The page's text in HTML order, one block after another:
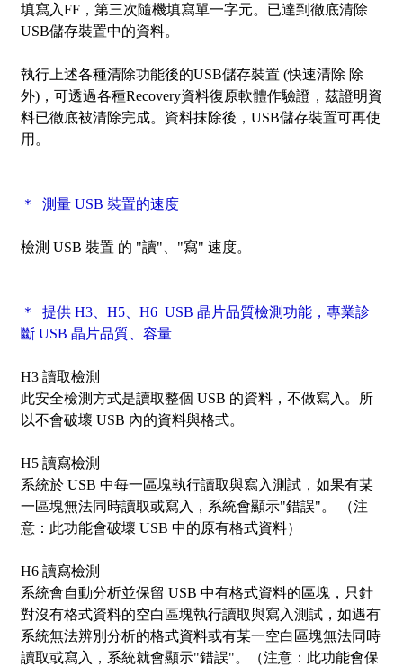
填寫入FF，第三次隨機填寫單一字元。已達到徹底清除
USB儲存裝置中的資料。
執行上述各種清除功能後的USB儲存裝置 (快速清除 除
外)，可透過各種Recovery資料復原軟體作驗證，茲證明資
料已徹底被清除完成。資料抹除後，USB儲存裝置可再使
用。
＊ 測量 USB 裝置的速度
檢測 USB 裝置 的 "讀"、"寫" 速度。
＊ 提供 H3、H5、H6 USB 晶片品質檢測功能，專業診
斷 USB 晶片品質、容量
H3 讀取檢測
此安全檢測方式是讀取整個 USB 的資料，不做寫入。所
以不會破壞 USB 內的資料與格式。
H5 讀寫檢測
系統於 USB 中每一區塊執行讀取與寫入測試，如果有某
一區塊無法同時讀取或寫入，系統會顯示"錯誤"。 （注
意：此功能會破壞 USB 中的原有格式資料）
H6 讀寫檢測
系統會自動分析並保留 USB 中有格式資料的區塊，只針
對沒有格式資料的空白區塊執行讀取與寫入測試，如遇有
系統無法辨別分析的格式資料或有某一空白區塊無法同時
讀取或寫入，系統就會顯示"錯誤"。（注意：此功能會保